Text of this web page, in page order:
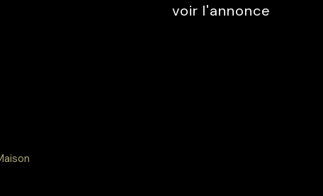
voir l'annonce